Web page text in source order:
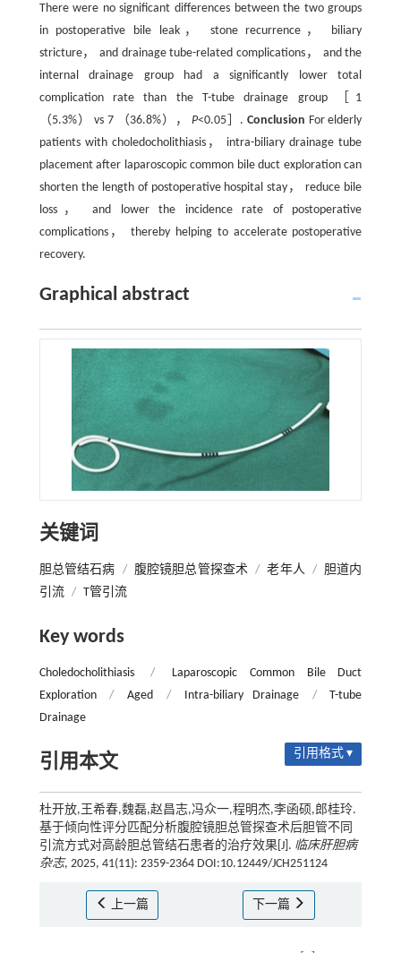
There were no significant differences between the two groups
in postoperative bile leak， stone recurrence， biliary
stricture， and drainage tube-related complications， and the
internal drainage group had a significantly lower total
complication rate than the T-tube drainage group ［1
（5.3%） vs 7 （36.8%），P<0.05］.Conclusion For elderly
patients with choledocholithiasis， intra-biliary drainage tube
placement after laparoscopic common bile duct exploration can
shorten the length of postoperative hospital stay， reduce bile
loss， and lower the incidence rate of postoperative
complications， thereby helping to accelerate postoperative
recovery.
Graphical abstract
关键词
胆总管结石病 / 腹腔镜胆总管探查术 / 老年人 / 胆道内
引流 / T管引流
Key words
Choledocholithiasis /
Laparoscopic Common Bile Duct
Exploration
/ Aged / Intra-biliary Drainage /
T-tube
Drainage
引用本文 引用格式 ▾
杜开放,王希春,魏磊,赵昌志,冯众一,程明杰,李函硕,郎桂玲.
基于倾向性评分匹配分析腹腔镜胆总管探查术后胆管不同
引流方式对高龄胆总管结石患者的治疗效果[J]. 临床肝胆病
杂志, 2025, 41(11): 2359-2364 DOI:10.12449/JCH251124
上一篇 下一篇